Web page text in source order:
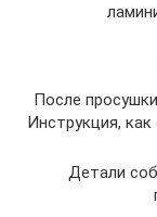
После
Инструкция,
Детали